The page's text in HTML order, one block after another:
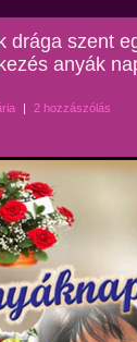
drága szent
anyák
| 2 hozzászólás